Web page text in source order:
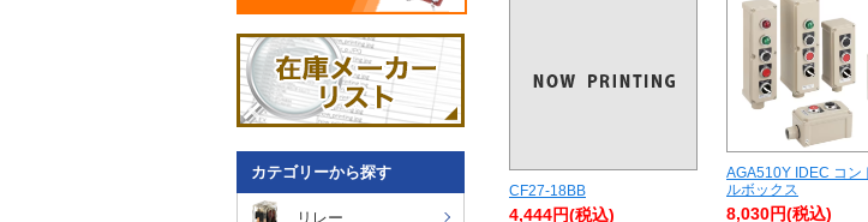
CF27-18BB
4,444円(税込)
AGA510Y IDEC コン
ルボックス
8,030円(税込)
カテゴリーから探す
リレー